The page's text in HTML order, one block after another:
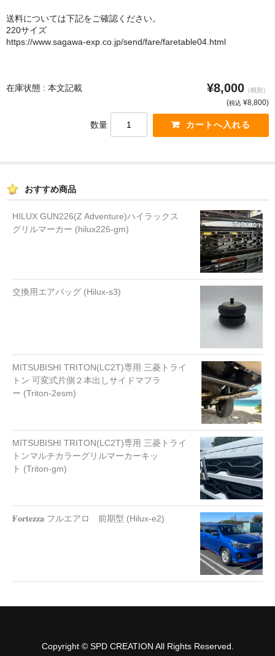
送料については下記をご確認ください。
220サイズ
https://www.sagawa-exp.co.jp/send/fare/faretable04.html
在庫状態 : 本文記載 ¥8,000 （税別）
(税込 ¥8,800)
数量
おすすめ商品
HILUX GUN226(Z Adventure)ハイラックス
グリルマーカー (hilux226-gm)
交換用エアバッグ (Hilux-s3)
MITSUBISHI TRITON(LC2T)専用 三菱トライ
トン 可変式片側２本出しサイドマフラ
ー (Triton-2esm)
MITSUBISHI TRITON(LC2T)専用 三菱トライ
トンマルチカラーグリルマーカーキッ
ト (Triton-gm)
𝐅𝐨𝐫𝐭𝐞𝐳𝐳𝐚 フルエアロ 前期型 (Hilux-e2)
Copyright © SPD CREATION All Rights Reserved.